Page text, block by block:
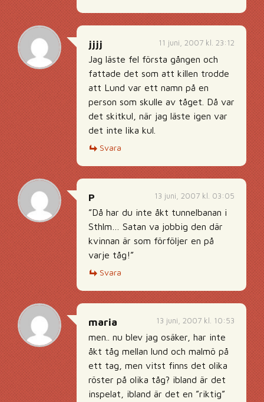
11 juni, 2007 kl. 23:12
jjjj
Jag läste fel första gången och
fattade det som att killen trodde
att Lund var ett namn på en
person som skulle av tåget. Då var
det skitkul, när jag läste igen var
det inte lika kul.
Svara
13 juni, 2007 kl. 03:05
P
”Då har du inte åkt tunnelbanan i
Sthlm… Satan va jobbig den där
kvinnan är som förföljer en på
varje tåg!”
Svara
13 juni, 2007 kl. 10:53
maria
men.. nu blev jag osäker, har inte
åkt tåg mellan lund och malmö på
ett tag, men vitst finns det olika
röster på olika tåg? ibland är det
inspelat, ibland är det en ”riktig”